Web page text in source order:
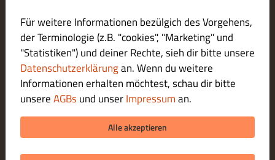
Cookie-Einstellungen ändern
Kontaktiere uns
Datenschutzerklärung
Allgemeine Geschäftsbedingungen
Impressum
LIEFERUNG ZAHLUNGSARTEN
ZAHLUNGSARTEN BEI ABHOLUNG
Für weitere Informationen bezülgich des Vorgehens,
der Terminologie (z.B. "cookies", "Marketing" und
"Statistiken") und deiner Rechte, sieh dir bitte unsere
Datenschutzerklärungan. Wenn du weitere
Informationen erhalten möchtest, schau dir bitte
unsereAGBsund unserImpressuman.
Alle akzeptieren